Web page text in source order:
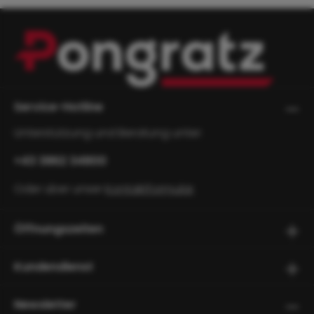
Service-Hotline
+43 3862 34800
Kontaktformular
Öffnungszeiten
Kundendienst
Newsletter